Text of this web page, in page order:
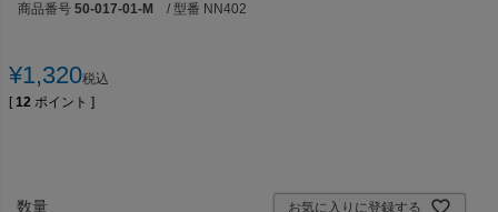
商品番号 50-017-01-M / 型番 NN402
¥1,320税込
[ 12 ポイント ]
お気に入りに登録する